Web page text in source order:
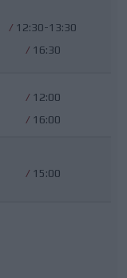
/ 12:30-13:30
/ 16:30
/ 12:00
/ 16:00
/ 15:00